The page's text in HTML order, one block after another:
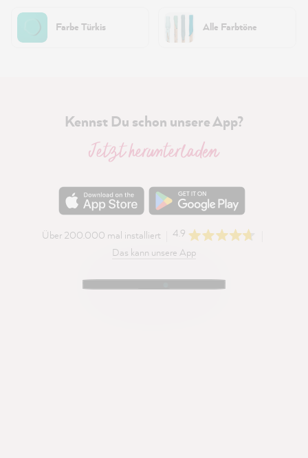
Farbe Türkis Alle Farbtöne
Kennst Du schon unsere App?
Jetzt herunterladen
Über 200.000 mal installiert
4.9
Das kann unsere App